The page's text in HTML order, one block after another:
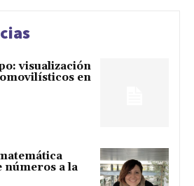
visualización
en
números a la